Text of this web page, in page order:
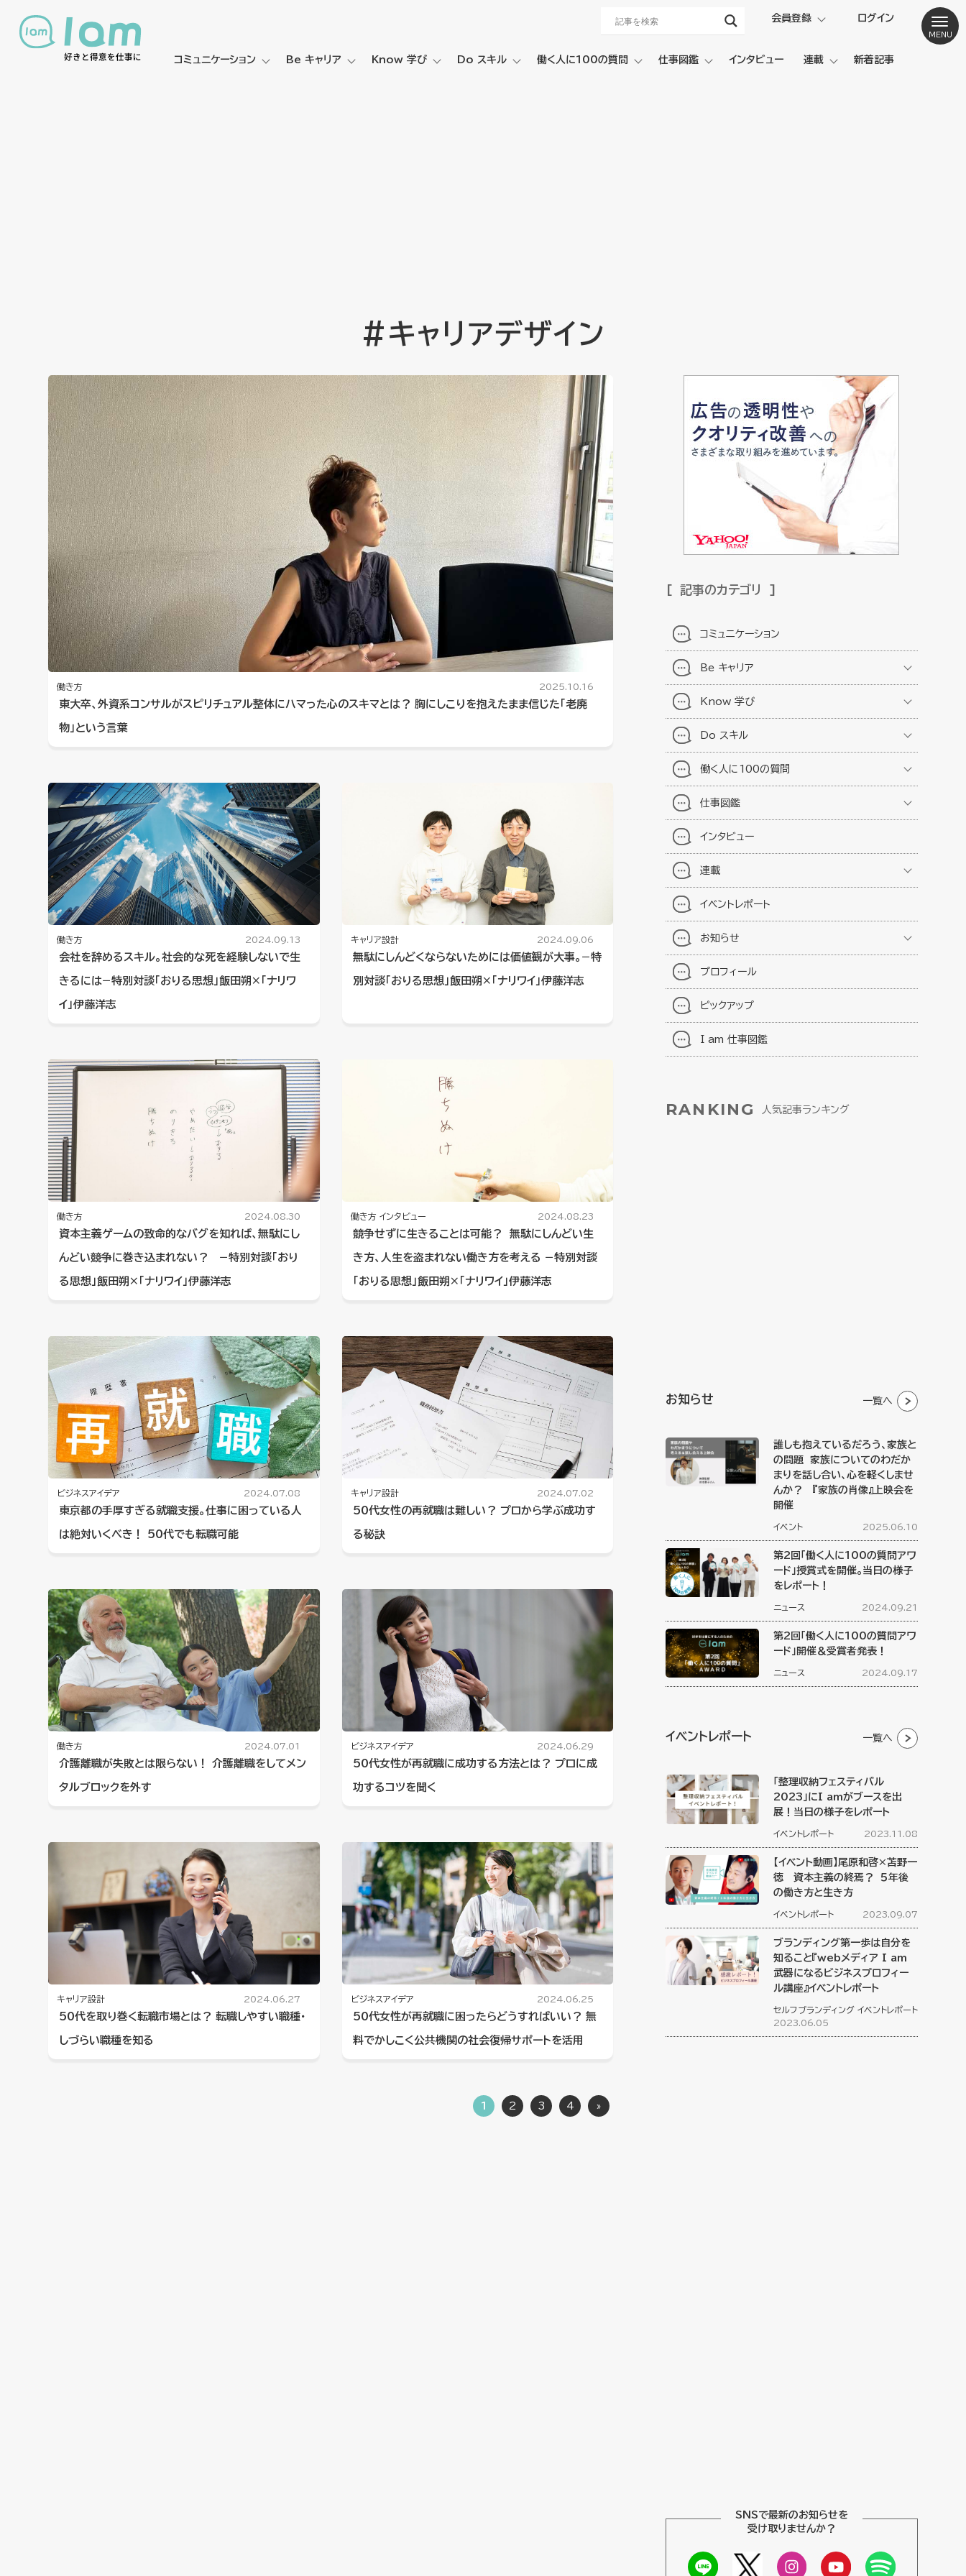
会員登録 ログイン
コミュニケーション Be キャリア Know 学び Do スキル 働く人に100の質問 仕事図鑑 インタビュー 連載 新着記事
#キャリアデザイン
働き方 2025.10.16
東大卒、外資系コンサルがスピリチュアル整体にハマった心のスキマとは？ 胸にしこりを抱えたまま信じた「老廃
物」という言葉
働き方 2024.09.13
会社を辞めるスキル。社会的な死を経験しないで生
きるには−特別対談「おりる思想」飯田朔×「ナリワ
イ」伊藤洋志
キャリア設計 2024.09.06
無駄にしんどくならないためには価値観が大事。−特
別対談「おりる思想」飯田朔×「ナリワイ」伊藤洋志
働き方 2024.08.30
資本主義ゲームの致命的なバグを知れば、無駄にし
んどい競争に巻き込まれない？ −特別対談「おり
る思想」飯田朔×「ナリワイ」伊藤洋志
働き方 インタビュー 2024.08.23
競争せずに生きることは可能？ 無駄にしんどい生
き方、人生を盗まれない働き方を考える −特別対談
「おりる思想」飯田朔×「ナリワイ」伊藤洋志
ビジネスアイデア 2024.07.08
東京都の手厚すぎる就職支援。仕事に困っている人
は絶対いくべき！ 50代でも転職可能
キャリア設計 2024.07.02
50代女性の再就職は難しい？ プロから学ぶ成功す
る秘訣
働き方 2024.07.01
介護離職が失敗とは限らない！ 介護離職をしてメン
タルブロックを外す
ビジネスアイデア 2024.06.29
50代女性が再就職に成功する方法とは？ プロに成
功するコツを聞く
キャリア設計 2024.06.27
50代を取り巻く転職市場とは？ 転職しやすい職種・
しづらい職種を知る
ビジネスアイデア 2024.06.25
50代女性が再就職に困ったらどうすればいい？ 無
料でかしこく公共機関の社会復帰サポートを活用
1 2 3 4 »
記事のカテゴリ
コミュニケーション
Be キャリア
Know 学び
Do スキル
働く人に100の質問
仕事図鑑
インタビュー
連載
イベントレポート
お知らせ
プロフィール
ピックアップ
I am 仕事図鑑
RANKING 人気記事ランキング
お知らせ 一覧へ
誰しも抱えているだろう、家族と
の問題 家族についてのわだか
まりを話し合い、心を軽くしませ
んか？ 『家族の肖像』上映会を
開催
イベント 2025.06.10
第2回「働く人に100の質問アワ
ード」授賞式を開催。当日の様子
をレポート！
ニュース 2024.09.21
第2回「働く人に100の質問アワ
ード」開催＆受賞者発表！
ニュース 2024.09.17
イベントレポート 一覧へ
「整理収納フェスティバル
2023」にI amがブースを出
展！当日の様子をレポート
イベントレポート 2023.11.08
【イベント動画】尾原和啓×苫野一
徳 資本主義の終焉？ ５年後
の働き方と生き方
イベントレポート 2023.09.07
ブランディング第一歩は自分を
知ること『webメディア I am
武器になるビジネスプロフィー
ル講座』イベントレポート
セルフブランディング イベントレポート
2023.06.05
SNSで最新のお知らせを
受け取りませんか？